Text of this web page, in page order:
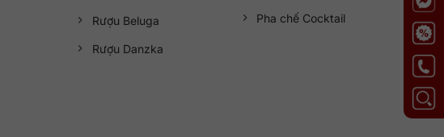
Rượu Beluga
Rượu Danzka
Pha chế Cocktail